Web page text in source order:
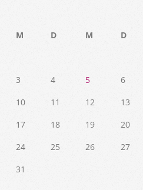
M
D M D
3
4 5 6
10
11 12 13
17
18 19 20
24
25 26 27
31